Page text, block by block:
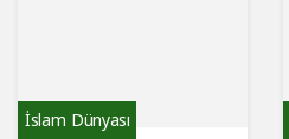
İslam Dünyası